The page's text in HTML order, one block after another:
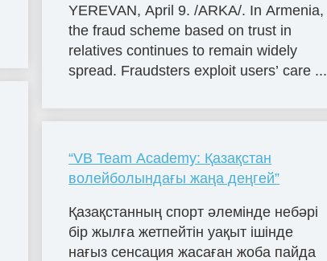
YEREVAN, April 9. /ARKA/. In Armenia,
the fraud scheme based on trust in
relatives continues to remain widely
spread. Fraudsters exploit users’ care ...
“VB Team Academy: Қазақстан
волейболындағы жаңа деңгей”
Қазақстанның спорт әлемінде небәрі
бір жылға жетпейтін уақыт ішінде
нағыз сенсация жасаған жоба пайда